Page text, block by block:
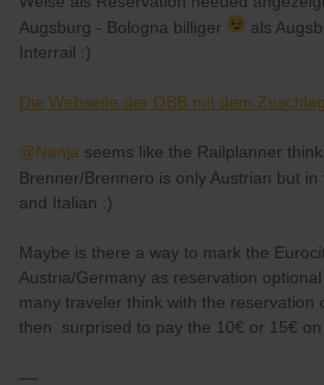
Augsburg - Bologna billiger
als
Interrail :)
Die Webseite der ÖBB mit dem Zuschlag
@Nanja seems like the Railplanner
Brenner/Brennero is only Austrian but in
and Italian :)
Maybe is there a way to mark the
Austria/Germany as reservation
many traveler think with the reservation
then surprised to pay the 10€ or 15€